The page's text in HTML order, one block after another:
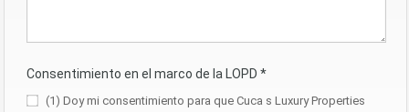
Consentimiento en el marco de la LOPD *
(1) Doy mi consentimiento para que Cuca s Luxury Properties